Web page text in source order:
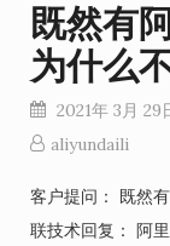
既然有
为什么
2021年 3月 29
aliyundaili
客户提问： 既然
联技术回复： 阿